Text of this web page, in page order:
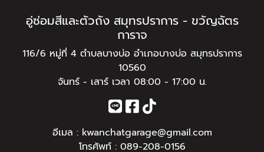
อู่ซ่อมสีและตัวถัง สมุทรปราการ - ขวัญฉัตร
การาจ
116/6 หมู่ที่ 4 ตำบลบางบ่อ อำเภอบางบ่อ สมุทรปราการ
10560
จันทร์ - เสาร์ เวลา 08:00 - 17:00 น.
อีเมล : kwanchatgarage@gmail.com
โทรศัพท์ : 089-208-0156